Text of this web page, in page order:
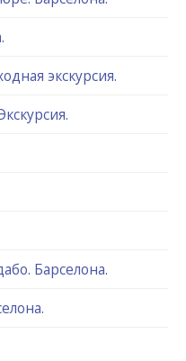
экскурсия.
Барселона.